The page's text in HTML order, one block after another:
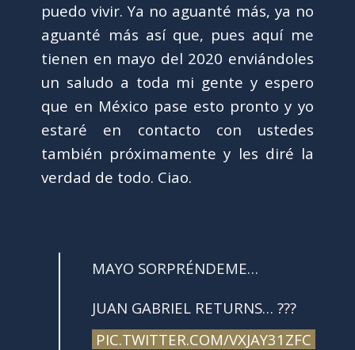
puedo vivir. Ya no aguanté más, ya no
aguanté más así que, pues aquí me
tienen en mayo del 2020 enviándoles
un saludo a toda mi gente y espero
que en México pase esto pronto y yo
estaré en contacto con ustedes
también próximamente y les diré la
verdad de todo. Ciao.
MAYO SORPRÉNDEME…
JUAN GABRIEL RETURNS… ???
PIC.TWITTER.COM/VXJAY31ZFC